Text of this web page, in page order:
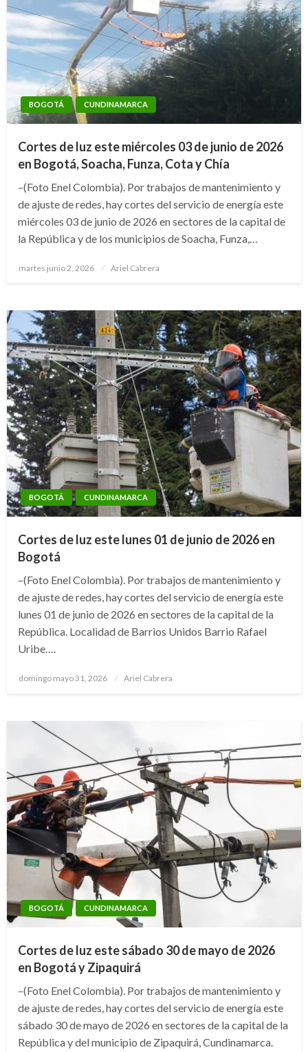
BOGOTÁ CUNDINAMARCA
Cortes de luz este miércoles 03 de junio de 2026
en Bogotá, Soacha, Funza, Cota y Chía
–(Foto Enel Colombia). Por trabajos de mantenimiento y
de ajuste de redes, hay cortes del servicio de energía este
miércoles 03 de junio de 2026 en sectores de la capital de
la República y de los municipios de Soacha, Funza,…
Publicado
martes junio 2, 2026 Ariel Cabrera
BOGOTÁ CUNDINAMARCA
Cortes de luz este lunes 01 de junio de 2026 en
Bogotá
–(Foto Enel Colombia). Por trabajos de mantenimiento y
de ajuste de redes, hay cortes del servicio de energía este
lunes 01 de junio de 2026 en sectores de la capital de la
República. Localidad de Barrios Unidos Barrio Rafael
Uribe….
Publicado
domingo mayo 31, 2026 Ariel Cabrera
BOGOTÁ CUNDINAMARCA
Cortes de luz este sábado 30 de mayo de 2026
en Bogotá y Zipaquirá
–(Foto Enel Colombia). Por trabajos de mantenimiento y
de ajuste de redes, hay cortes del servicio de energía este
sábado 30 de mayo de 2026 en sectores de la capital de la
República y del municipio de Zipaquirá, Cundinamarca.